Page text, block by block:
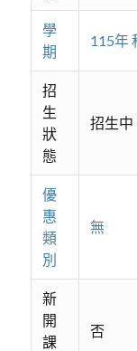
學
期
115年
招
生
狀
態
招生中
優
惠
類
別
無
新
開
課
否